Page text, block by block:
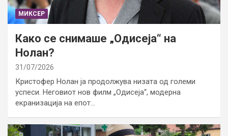
МИКСЕР
Како се снимаше „Одисеја“ на
Нолан?
31/07/2026
Кристофер Нолан ја продолжува низата од големи
успеси. Неговиот нов филм „Одисеја“, модерна
екранизација на епот…